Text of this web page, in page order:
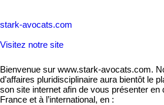
stark-avocats.com
Visitez notre site
Bienvenue sur www.stark-avocats.com.
d’affaires pluridisciplinaire aura bientôt le
son site internet afin de vous présenter en
France et à l’international, en :